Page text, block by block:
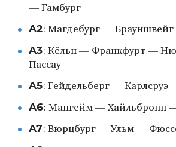
— Гамбург
A2: Магдебург — Брауншвейг
A3: Кёльн — Франкфурт —
Пассау
A5: Гейдельберг — Карлсруэ
A6: Мангейм — Хайльбронн
A7: Вюрцбург — Ульм —